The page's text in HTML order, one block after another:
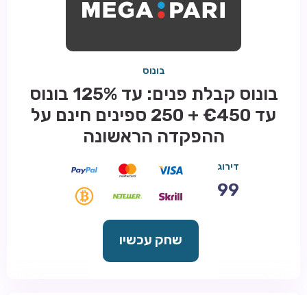
טיפים
בונוס
בונוס קבלת פנים: עד 125% בונוס
עד €450 + 250 ספינים חינם על
ההפקדה הראשונה
דירוג
99
שחק עכשיו